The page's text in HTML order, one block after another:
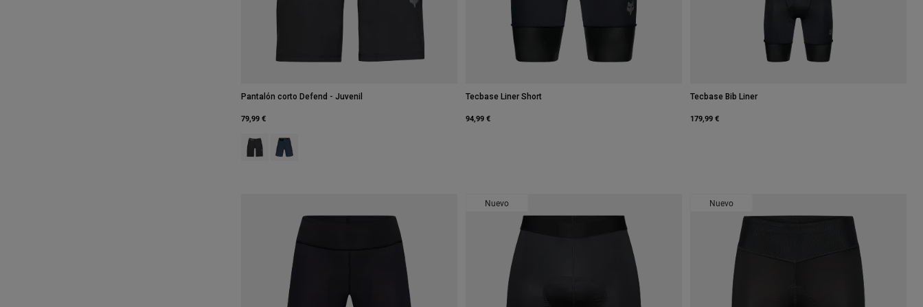
Pantalón corto Defend - Juvenil
79,99 €
Product swatch type of Negro.
Product swatch type of Galaxy Blue.
Tecbase Liner Short
94,99 €
Tecbase Bib Liner
179,99 €
Nuevo Nuevo